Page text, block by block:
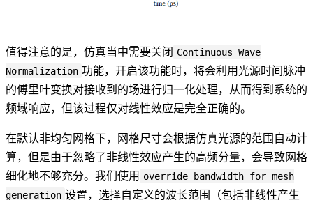
值得注意的是，仿真当中需要关闭 Continuous Wave
Normalization 功能，开启该功能时，将会利用光源时间脉冲
的傅里叶变换对接收到的场进行归一化处理，从而得到系统的
频域响应，但该过程仅对线性效应是完全正确的。
在默认非均匀网格下，网格尺寸会根据仿真光源的范围自动计
算，但是由于忽略了非线性效应产生的高频分量，会导致网格
细化地不够充分。我们使用 override bandwidth for mesh
generation 设置，选择自定义的波长范围（包括非线性产生